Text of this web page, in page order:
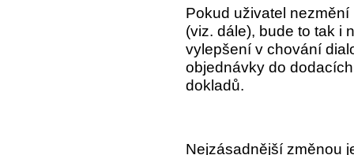
Pokud uživatel
(viz. dále), bude to tak i
vylepšení v chování
objednávky do
dokladů.
Nejzásadnější změnou